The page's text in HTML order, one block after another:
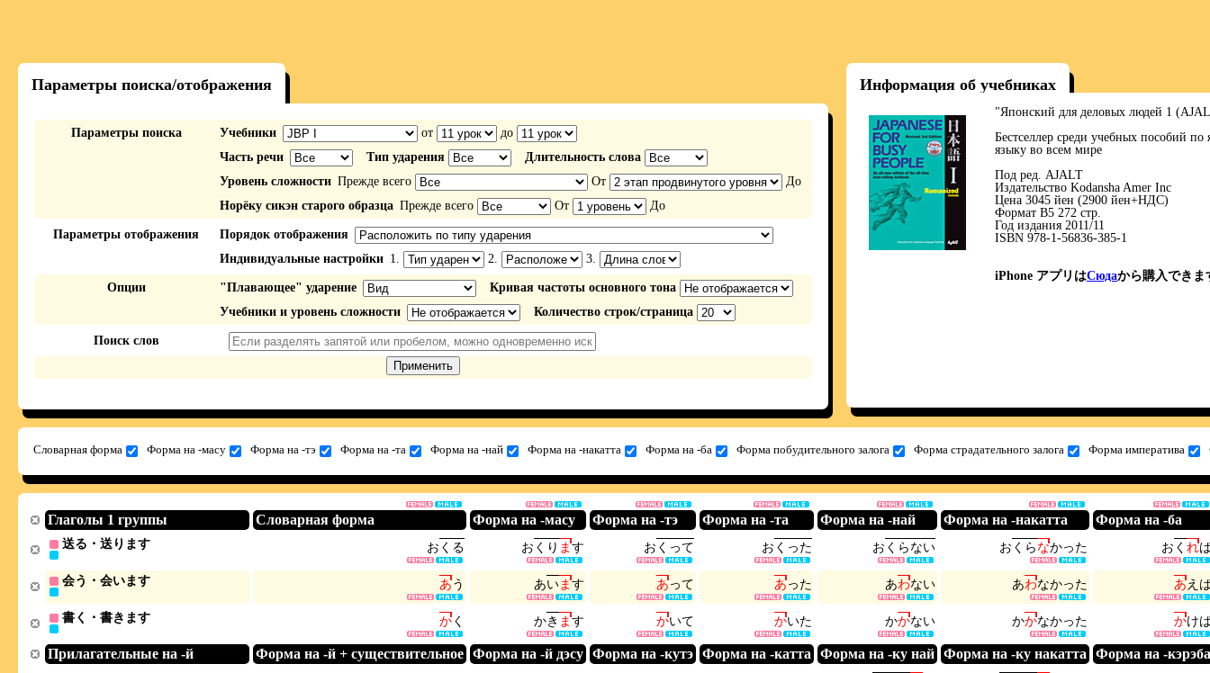
Параметры поиска/отображения
Параметры поиска Учебники от
до
Часть речи
Тип ударения
Длительность слова
Уровень сложности Прежде всего От
До
Норёку сикэн старого образца Прежде всего От До
Параметры отображения
Порядок отображения
Индивидуальные настройки 1. 2. 3.
Опции "Плавающее" ударение
Кривая частоты основного тона
Учебники и уровень сложности
Количество строк/страница
Поиск слов
Информация об учебниках
"Японский для деловых людей 1
Бестселлер среди учебных пособий по
языку во всем мире
Под ред. AJALT
Издательство Kodansha Amer Inc
Цена 3045 йен (2900 йен+НДС)
Формат В5 272 стр.
Год издания 2011/11
ISBN 978-1-56836-385-1
iPhone アプリはСюдаから購入できま
Словарная форма Форма на -масу Форма на -тэ Форма на -та Форма на -най Форма на -накатта Форма на -ба Форма побудительного залога Форма страдательного залога Форма императива
Глаголы 1 группы Словарная форма Форма на -масу Форма на -тэ Форма на -та Форма на -най Форма на -накатта Форма на -ба
送る・送ります お く る お く り ます お く って お く った お く らない お く らなかった お く れ
会う・会います あう あいます あって あった あわない あわなかった あえ
書く・書きます かく かき ます かいて かいた かかない かかなかった かけ
Прилагательные на -й Форма на -й + существительное Форма на -й дэсу Форма на -кутэ Форма на -катта Форма на -ку най Форма на -ку накатта Форма на -кэрэба